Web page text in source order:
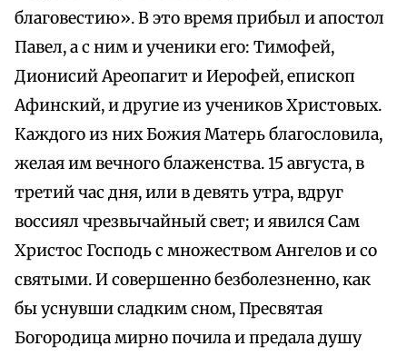
благовестию». В это время прибыл и апостол
Павел, а с ним и ученики его: Тимофей,
Дионисий Ареопагит и Иерофей, епископ
Афинский, и другие из учеников Христовых.
Каждого из них Божия Матерь благословила,
желая им вечного блаженства. 15 августа, в
третий час дня, или в девять утра, вдруг
воссиял чрезвычайный свет; и явился Сам
Христос Господь с множеством Ангелов и со
святыми. И совершенно безболезненно, как
бы уснувши сладким сном, Пресвятая
Богородица мирно почила и предала душу